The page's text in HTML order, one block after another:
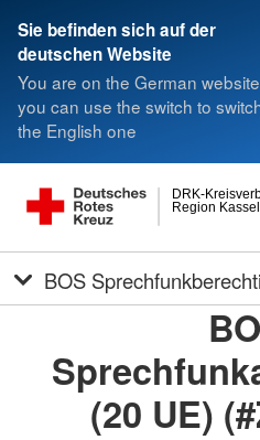
Sie befinden sich auf der
deutschen Website
You are on the German
you can use the switch to
the English one
Region
DRK-
BOS
(20 UE)